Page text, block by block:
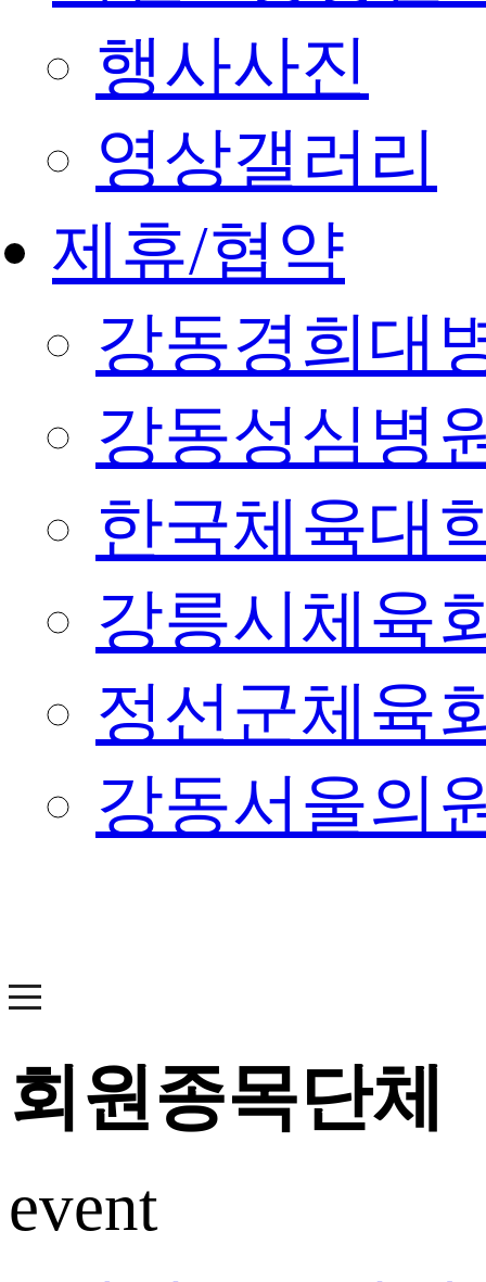
행사사진
영상갤러리
제휴/협약
강동경희대
강동성심병
한국체육대
강릉시체육
정선군체육
강동서울의
회원종목단체
event